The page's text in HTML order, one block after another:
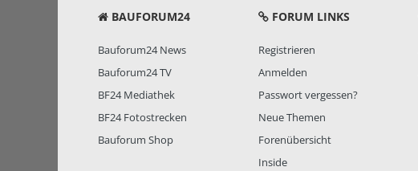
BAUFORUM24
Bauforum24 News
Bauforum24 TV
BF24 Mediathek
BF24 Fotostrecken
Bauforum Shop
FORUM LINKS
Registrieren
Anmelden
Passwort vergessen?
Neue Themen
Forenübersicht
Inside